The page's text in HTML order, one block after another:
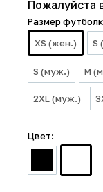
Пожалуйста
Размер
XS (жен.)
S
S (муж.) M
2XL (муж.)
Цвет: